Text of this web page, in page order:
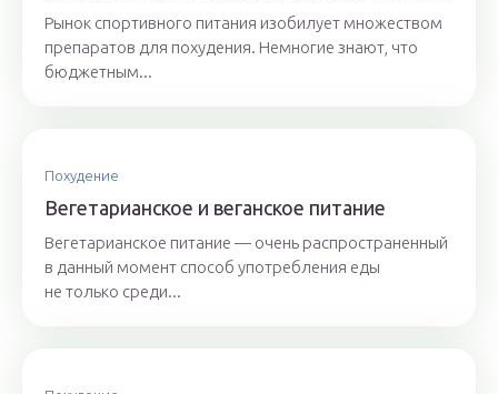
Рынок спортивного питания изобилует множеством
препаратов для похудения. Немногие знают, что
бюджетным...
Похудение
Вегетарианское и веганское питание
Вегетарианское питание — очень распространенный
в данный момент способ употребления еды
не только среди...